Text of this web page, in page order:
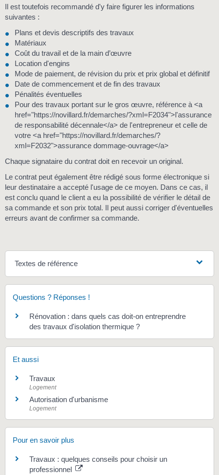
Il est toutefois recommandé d'y faire figurer les informations
suivantes :
Plans et devis descriptifs des travaux
Matériaux
Coût du travail et de la main d’œuvre
Location d'engins
Mode de paiement, de révision du prix et prix global et définitif
Date de commencement et de fin des travaux
Pénalités éventuelles
Pour des travaux portant sur le gros œuvre, référence à <a
href="https://novillard.fr/demarches/?xml=F2034">l'assurance
de responsabilité décennale</a> de l'entrepreneur et celle de
votre <a href="https://novillard.fr/demarches/?
xml=F2032">assurance dommage-ouvrage</a>
Chaque signataire du contrat doit en recevoir un original.
Le contrat peut également être rédigé sous forme électronique si
leur destinataire a accepté l'usage de ce moyen. Dans ce cas, il
est conclu quand le client a eu la possibilité de vérifier le détail de
sa commande et son prix total. Il peut aussi corriger d'éventuelles
erreurs avant de confirmer sa commande.
Textes de référence
Questions ? Réponses !
Rénovation : dans quels cas doit-on entreprendre
des travaux d'isolation thermique ?
Et aussi
Travaux
Logement
Autorisation d'urbanisme
Logement
Pour en savoir plus
Travaux : quelques conseils pour choisir un
professionnel